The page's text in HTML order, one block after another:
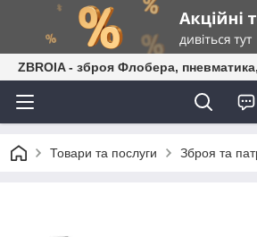
ZBROIA - зброя Флобера,
Товари та послуги Зброя та